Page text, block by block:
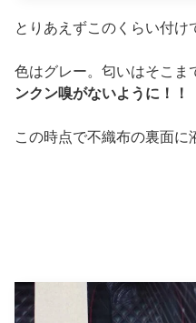
とりあえずこのくらい付け
色はグレー。匂いはそこま
ンクン嗅がないように！！
この時点で不織布の裏面